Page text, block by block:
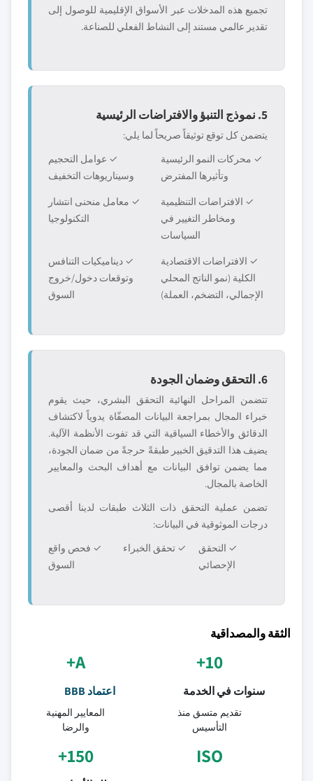
تجميع هذه المدخلات عبر الأسواق الإقليمية للوصول إلى
تقدير عالمي مستند إلى النشاط الفعلي للصناعة.
5. نموذج التنبؤ والافتراضات الرئيسية
يتضمن كل توقع توثيقاً صريحاً لما يلي:
✓ محركات النمو الرئيسية
وتأثيرها المفترض
✓ عوامل التحجيم
وسيناريوهات التخفيف
✓ الافتراضات التنظيمية
ومخاطر التغيير في
السياسات
✓ معامل منحنى انتشار
التكنولوجيا
✓ الافتراضات الاقتصادية
الكلية (نمو الناتج المحلي
الإجمالي، التضخم، العملة)
✓ ديناميكيات التنافس
وتوقعات دخول/خروج
السوق
6. التحقق وضمان الجودة
تتضمن المراحل النهائية التحقق البشري، حيث يقوم
خبراء المجال بمراجعة البيانات المصفّاة يدوياً لاكتشاف
الدقائق والأخطاء السياقية التي قد تفوت الأنظمة الآلية.
يضيف هذا التدقيق الخبير طبقةً حرجةً من ضمان الجودة،
مما يضمن توافق البيانات مع أهداف البحث والمعايير
الخاصة بالمجال.
تضمن عملية التحقق ذات الثلاث طبقات لدينا أقصى
درجات الموثوقية في البيانات:
✓ التحقق
الإحصائي
✓ تحقق الخبراء
✓ فحص واقع
السوق
الثقة والمصداقية
10+
سنوات في الخدمة
تقديم متسق منذ
التأسيس
A+
اعتماد BBB
المعايير المهنية
والرضا
ISO
150+